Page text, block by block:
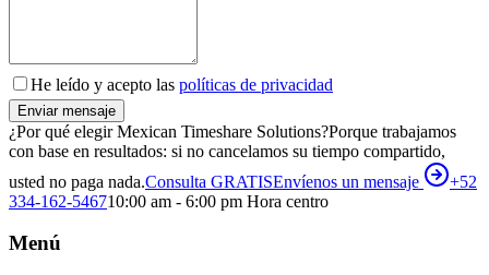
He leído y acepto las políticas de privacidad
Enviar mensaje
¿Por qué elegir Mexican Timeshare Solutions?Porque trabajamos
con base en resultados: si no cancelamos su tiempo compartido,
usted no paga nada.Consulta GRATISEnvíenos un mensaje
+52
334-162-546710:00 am - 6:00 pm Hora centro
Menú